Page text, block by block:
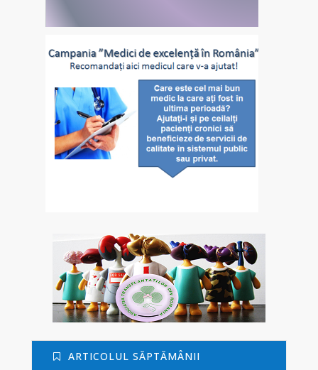
ARTICOLUL SĂPTĂMÂNII